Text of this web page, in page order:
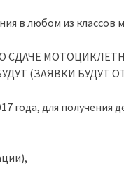
в любом из
(ЗАЯВКИ БУДУТ
года, для